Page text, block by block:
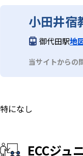
小田井宿
御代田駅地
当サイトからの
特になし
ECCジュ